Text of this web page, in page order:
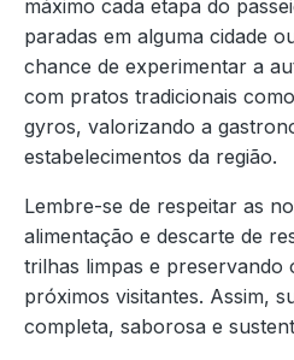
máximo cada etapa do
paradas em alguma cidade
chance de experimentar a
com pratos tradicionais
gyros, valorizando a
estabelecimentos da região.
Lembre-se de respeitar as
alimentação e descarte de
trilhas limpas e preservando
próximos visitantes. Assim,
completa, saborosa e